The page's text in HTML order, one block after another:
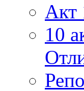
Акт
10